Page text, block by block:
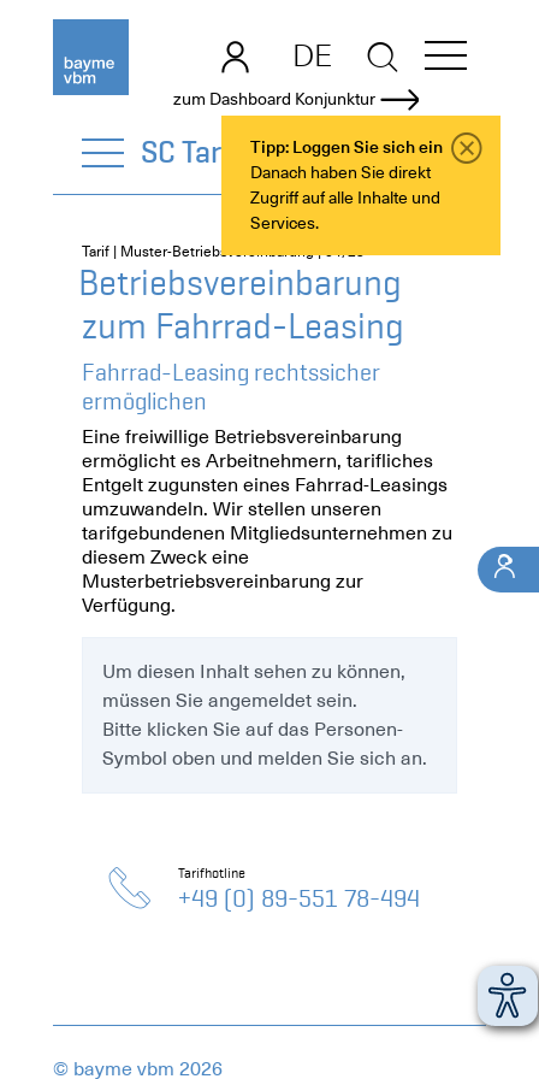
zum Dashboard Konjunktur
Tipp: Loggen Sie sich ein
Danach haben Sie direkt
Zugriff auf alle Inhalte und
Services.
DE
EN
SC Tarif
Tarifhotline
+49 (0) 89-551 78-494
Tarif | Muster-Betriebsvereinbarung | 04/25
Betriebsvereinbarung
zum Fahrrad-Leasing
Fahrrad-Leasing rechtssicher
ermöglichen
Eine freiwillige Betriebsvereinbarung
ermöglicht es Arbeitnehmern, tarifliches
Entgelt zugunsten eines Fahrrad-Leasings
umzuwandeln. Wir stellen unseren
tarifgebundenen Mitgliedsunternehmen zu
diesem Zweck eine
Musterbetriebsvereinbarung zur
Verfügung.
Um diesen Inhalt sehen zu können,
müssen Sie angemeldet sein.
Bitte klicken Sie auf das Personen-
Symbol oben und melden Sie sich an.
© bayme vbm 2026